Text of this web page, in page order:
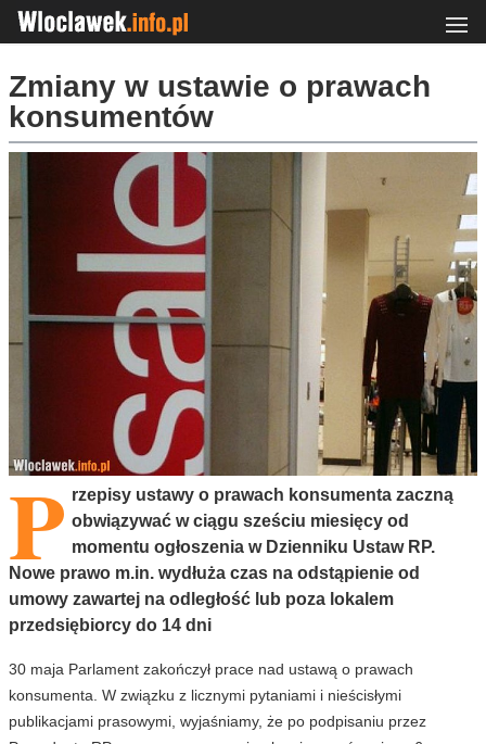
Zmiany w ustawie o prawach
konsumentów
P rzepisy ustawy o prawach konsumenta zaczną
obwiązywać w ciągu sześciu miesięcy od
momentu ogłoszenia w Dzienniku Ustaw RP.
Nowe prawo m.in. wydłuża czas na odstąpienie od
umowy zawartej na odległość lub poza lokalem
przedsiębiorcy do 14 dni
30 maja Parlament zakończył prace nad ustawą o prawach
konsumenta. W związku z licznymi pytaniami i nieścisłymi
publikacjami prasowymi, wyjaśniamy, że po podpisaniu przez